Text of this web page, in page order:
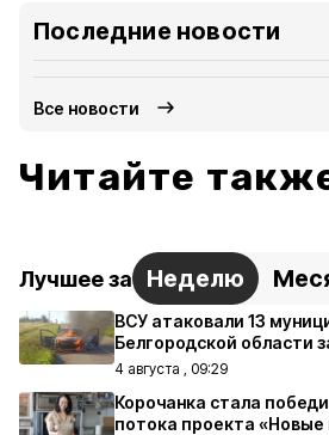
Последние новости
Все новости
Читайте
Лучшее за Неделю
ВСУ атаковали 13
Белгородской области
4 августа , 09:29
Корочанка стала
потока проекта